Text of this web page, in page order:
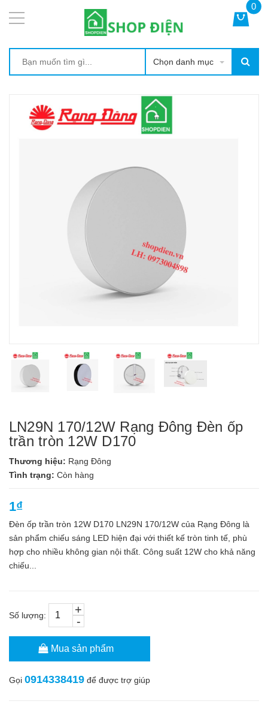
Chọn danh mục
0
LN29N 170/12W Rạng Đông Đèn ốp
trần tròn 12W D170
Thương hiệu: Rạng Đông
Tình trạng: Còn hàng
1₫
Đèn ốp trần tròn 12W D170 LN29N 170/12W của Rạng Đông là
sản phẩm chiếu sáng LED hiện đại với thiết kế tròn tinh tế, phù
hợp cho nhiều không gian nội thất. Công suất 12W cho khả năng
chiếu...
Số lượng: -
+
Mua sản phẩm
Gọi 0914338419 để được trợ giúp